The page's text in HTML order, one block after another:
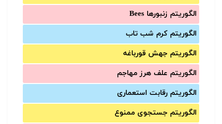
الگوریتم زنبورها Bees
الگوریتم کرم شب تاب
الگوریتم جهش قورباغه
الگوریتم علف هرز مهاجم
الگوریتم رقابت استعماری
الگوریتم جستجوی ممنوع